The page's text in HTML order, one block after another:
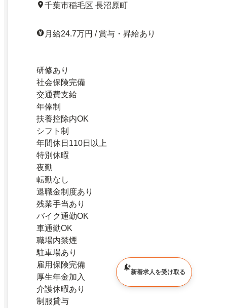
千葉市稲毛区 長沼原町
月給24.7万円 / 賞与・昇給あり
研修あり
社会保険完備
交通費支給
年俸制
扶養控除内OK
シフト制
年間休日110日以上
特別休暇
夜勤
転勤なし
退職金制度あり
残業手当あり
バイク通勤OK
車通勤OK
職場内禁煙
駐車場あり
雇用保険完備
厚生年金加入
介護休暇あり
制服貸与
新着求人を受け取る